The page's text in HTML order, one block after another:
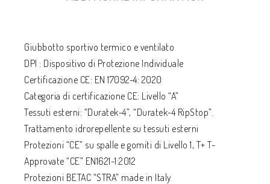
Giubbotto sportivo termico e ventilato
DPI : Dispositivo di Protezione Individuale
Certificazione CE: EN 17092-4: 2020
Categoria di certificazione CE: Livello “A”
Tessuti esterni: “Duratek-4”, “Duratek-4 RipStop”.
Trattamento idrorepellente su tessuti esterni
Protezioni “CE” su spalle e gomiti di Livello 1, T+ T-
Approvate “CE” EN1621-1:2012
Protezioni BETAC “STRA” made in Italy